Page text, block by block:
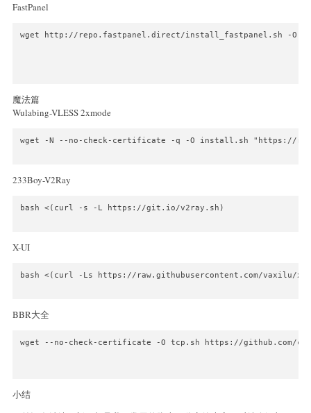
FastPanel
wget http://repo.fastpanel.direct/install_fastpanel.sh -O -
魔法篇
Wulabing-VLESS 2xmode
wget -N --no-check-certificate -q -O install.sh "https://
233Boy-V2Ray
bash <(curl -s -L https://git.io/v2ray.sh)
X-UI
bash <(curl -Ls https://raw.githubusercontent.com/vaxilu/
BBR大全
wget --no-check-certificate -O tcp.sh https://github.com/
小结